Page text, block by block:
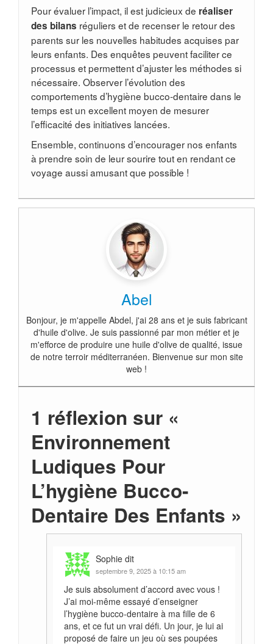
Pour évaluer l’impact, il est judicieux de réaliser
des bilans réguliers et de recenser le retour des
parents sur les nouvelles habitudes acquises par
leurs enfants. Des enquêtes peuvent faciliter ce
processus et permettent d’ajuster les méthodes si
nécessaire. Observer l’évolution des
comportements d’hygiène bucco-dentaire dans le
temps est un excellent moyen de mesurer
l’efficacité des initiatives lancées.
Ensemble, continuons d’encourager nos enfants
à prendre soin de leur sourire tout en rendant ce
voyage aussi amusant que possible !
Abel
Bonjour, je m'appelle Abdel, j'ai 28 ans et je suis fabricant
d'huile d'olive. Je suis passionné par mon métier et je
m'efforce de produire une huile d'olive de qualité, issue
de notre terroir méditerranéen. Bienvenue sur mon site
web !
1 réflexion sur «
Environnement
Ludiques Pour
L’hygiène Bucco-
Dentaire Des Enfants »
Sophie dit
septembre 9, 2025 à 10:15 am
Je suis absolument d’accord avec vous !
J’ai moi-même essayé d’enseigner
l’hygiène bucco-dentaire à ma fille de 6
ans, et ce fut un vrai défi. Un jour, je lui ai
proposé de faire un jeu où ses poupées